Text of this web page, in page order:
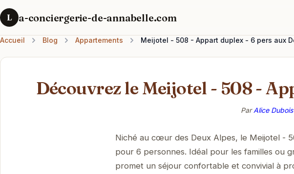
L a-conciergerie-de-annabelle.com
Accueil Blog Appartements Meijotel - 508 - Appart duplex - 6 pers aux
Découvrez le Meijotel - 508 -
ParAlice Dubois
Niché au cœur des Deux Alpes, le Meijotel -
pour 6 personnes. Idéal pour les familles ou
promet un séjour confortable et convivial à